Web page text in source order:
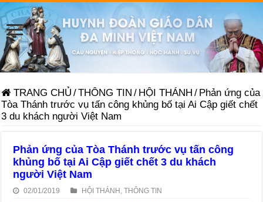
TRANG CHỦ /THÔNG TIN / HỘI THÁNH / Phản ứng của
Tòa Thánh trước vụ tấn công khủng bố tại Ai Cập giết chết
3 du khách người Việt Nam
Phản ứng của Tòa Thánh trước vụ tấn công
khủng bố tại Ai Cập giết chết 3 du khách
người Việt Nam
02/01/2019 HỘI THÁNH ,THÔNG TIN